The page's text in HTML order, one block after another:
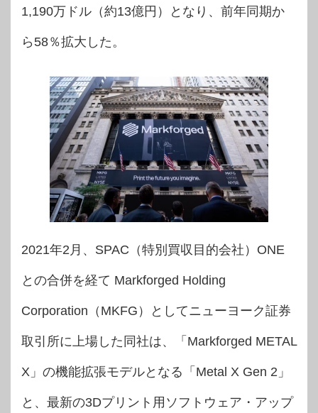
1,190万ドル（約13億円）となり、前年同期か
ら58％拡大した。
2021年2月、SPAC（特別買収目的会社）ONE
との合併を経て Markforged Holding
Corporation（MKFG）としてニューヨーク証券
取引所に上場した同社は、「Markforged METAL
X」の機能拡張モデルとなる「Metal X Gen 2」
と、最新の3Dプリント用ソフトウェア・アップ